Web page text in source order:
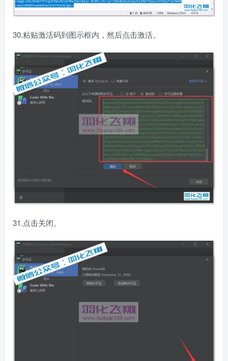
30.粘贴激活码到图示框内，然后点击激活。
31.点击关闭。